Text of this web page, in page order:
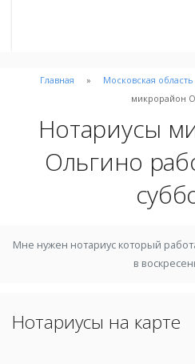
Главная Московская область
микрорайон
Нотариусы
Ольгино
Мне нужен нотариус который
в
Нотариусы на карте